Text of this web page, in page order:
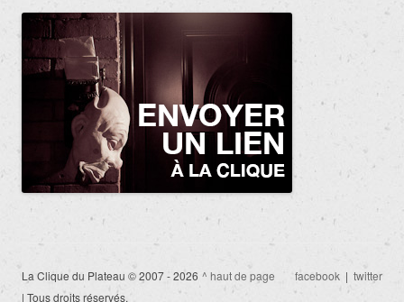
La Clique du Plateau © 2007 - 2026
| Tous droits réservés.
^ haut de page facebook | twitter